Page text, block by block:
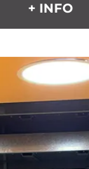
+ INFO